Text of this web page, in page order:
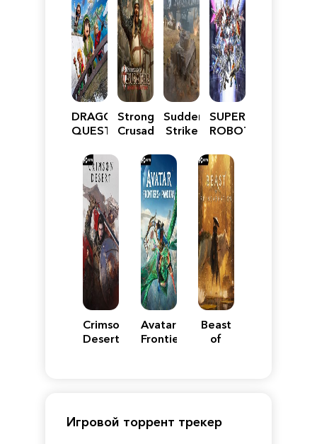
DRAGON
QUEST
Reimagined
Stronghold
Crusader:
Edition
Sudden
Strike
SUPER
ROBOT
Y
Crimson
Desert
Avatar:
Frontiers
Beast
of
Игровой торрент трекер